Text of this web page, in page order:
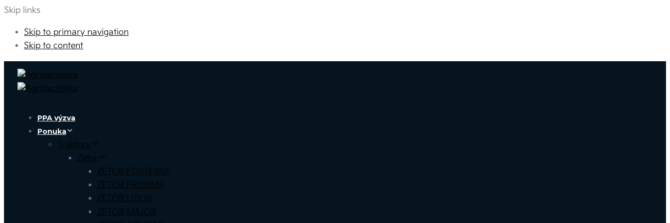
Skip links
Skip to primary navigation
Skip to content
PPA výzva
Ponuka
Traktory
Zetor
ZETOR FORTERRA
ZETOR PROXIMA
ZETOR UTILIX
ZETOR MAJOR